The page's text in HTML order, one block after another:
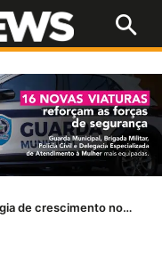
Expereo acelera estratégia de crescimento nos EUA com a nomeação de Margi Shaw como presidente independente